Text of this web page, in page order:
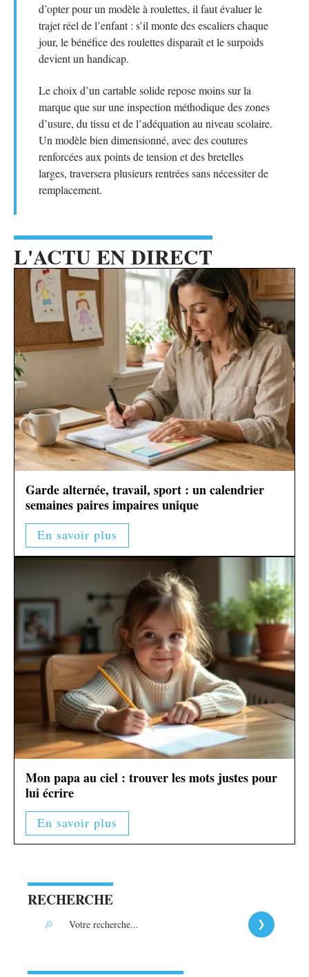
d’opter pour un modèle à roulettes, il faut évaluer le
trajet réel de l’enfant : s’il monte des escaliers chaque
jour, le bénéfice des roulettes disparaît et le surpoids
devient un handicap.
Le choix d’un cartable solide repose moins sur la
marque que sur une inspection méthodique des zones
d’usure, du tissu et de l’adéquation au niveau scolaire.
Un modèle bien dimensionné, avec des coutures
renforcées aux points de tension et des bretelles
larges, traversera plusieurs rentrées sans nécessiter de
remplacement.
L'ACTU EN DIRECT
Garde alternée, travail, sport : un calendrier
semaines paires impaires unique
En savoir plus
Mon papa au ciel : trouver les mots justes pour
lui écrire
En savoir plus
RECHERCHE